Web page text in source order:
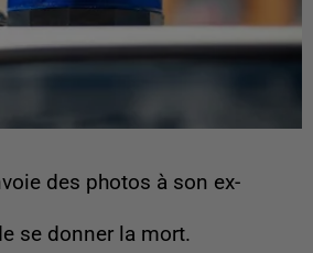
des photos à son ex-
se donner la mort.